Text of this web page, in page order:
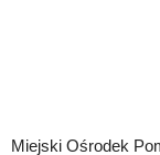
Miejski Ośrodek